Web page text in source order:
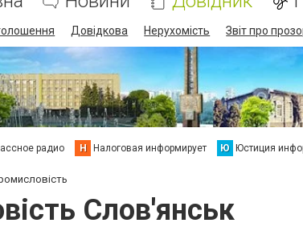
Довідкова Нерухомість Звіт про
радио Н Налоговая информирует Ю Юстиция
Слов'янськ